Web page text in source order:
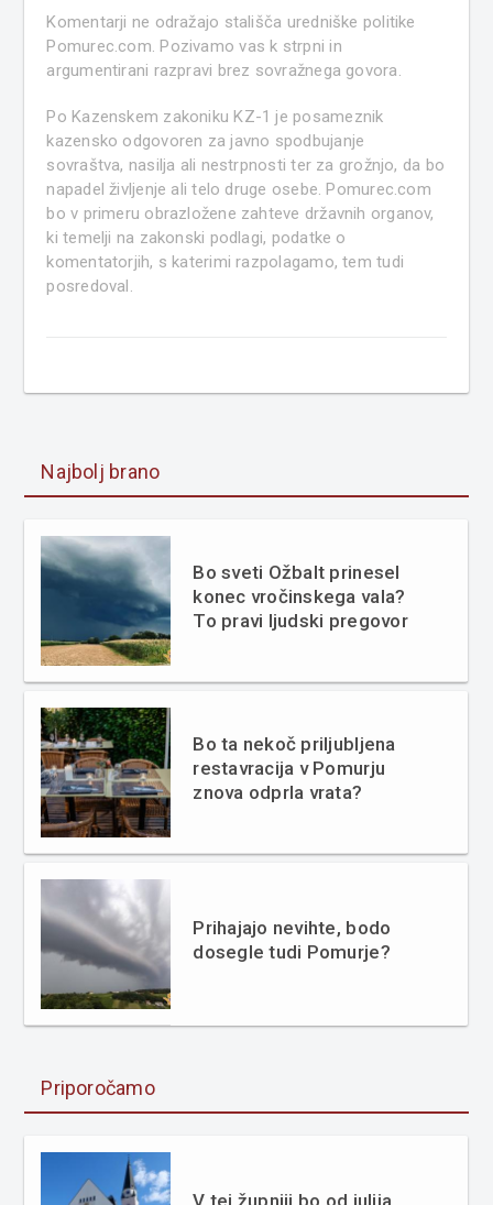
Komentarji ne odražajo stališča uredniške politike
Pomurec.com. Pozivamo vas k strpni in
argumentirani razpravi brez sovražnega govora.
Po Kazenskem zakoniku KZ-1 je posameznik
kazensko odgovoren za javno spodbujanje
sovraštva, nasilja ali nestrpnosti ter za grožnjo, da bo
napadel življenje ali telo druge osebe. Pomurec.com
bo v primeru obrazložene zahteve državnih organov,
ki temelji na zakonski podlagi, podatke o
komentatorjih, s katerimi razpolagamo, tem tudi
posredoval.
Najbolj brano
Bo sveti Ožbalt prinesel
konec vročinskega vala?
To pravi ljudski pregovor
Bo ta nekoč priljubljena
restavracija v Pomurju
znova odprla vrata?
Prihajajo nevihte, bodo
dosegle tudi Pomurje?
Priporočamo